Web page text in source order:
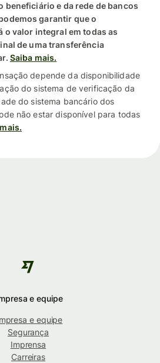
beneficiário e da rede de bancos
garantir que o
o valor integral em todas as
de uma transferência
Saiba mais.
depende da disponibilidade
do sistema de verificação da
do sistema bancário dos
não estar disponível para todas
e equipe
e equipe
Segurança
Imprensa
Carreiras